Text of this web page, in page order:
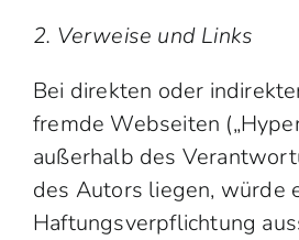
2. Verweise und Links
Bei direkten oder
fremde Webseiten
außerhalb des
des Autors liegen, würde
Haftungsverpflichtung